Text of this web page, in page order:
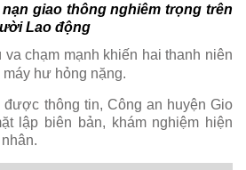
giao thông nghiêm trọng trên
Lao động
va chạm mạnh khiến hai thanh niên
hư hỏng nặng.
được thông tin, Công an huyện Gio
lập biên bản, khám nghiệm hiện